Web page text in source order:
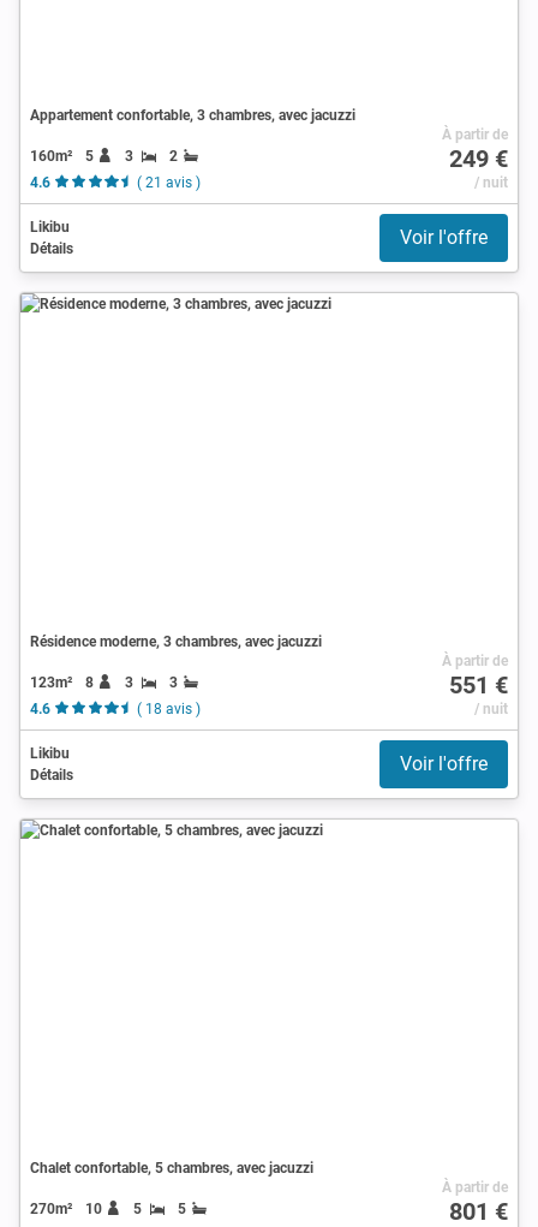
Appartement confortable, 3 chambres, avec jacuzzi
160m² 5 3
2
4.6
( 21 avis )
À partir de
249 €
/ nuit
Likibu
Détails
Voir l'offre
Résidence moderne, 3 chambres, avec jacuzzi
123m² 8 3
3
4.6
( 18 avis )
À partir de
551 €
/ nuit
Likibu
Détails
Voir l'offre
Chalet confortable, 5 chambres, avec jacuzzi
270m² 10 5
5
À partir de
801 €